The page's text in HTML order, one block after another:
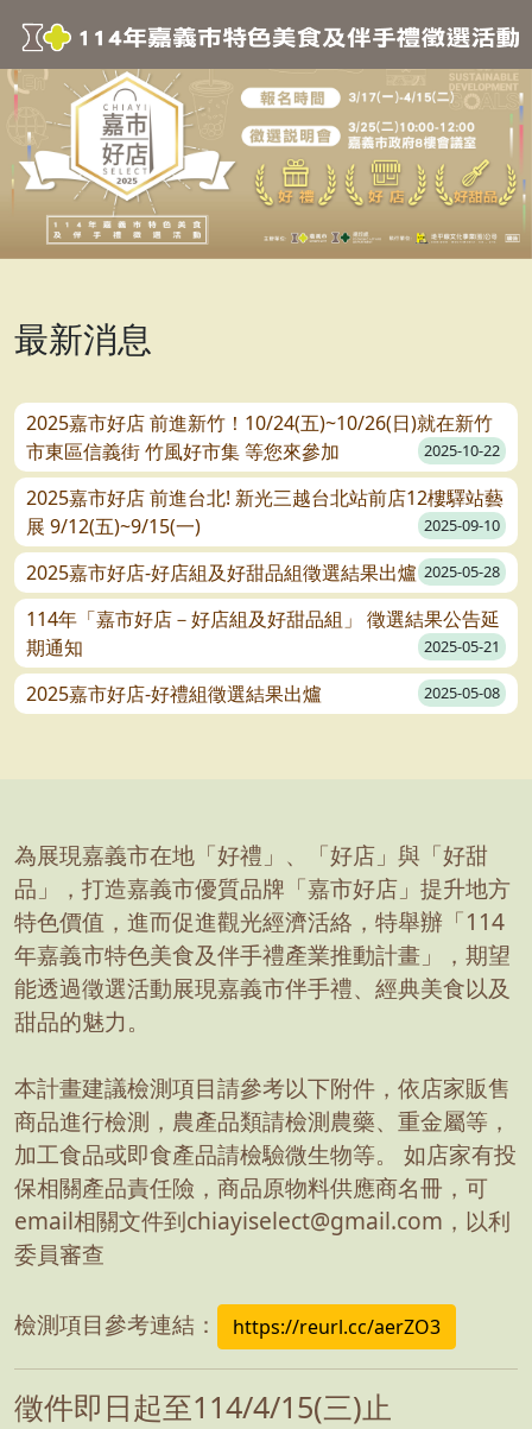
最新消息
2025嘉市好店 前進新竹！10/24(五)~10/26(日)就在新竹
市東區信義街 竹風好市集 等您來參加
2025-10-22
2025嘉市好店 前進台北! 新光三越台北站前店12樓驛站藝
展 9/12(五)~9/15(一)
2025-09-10
2025嘉市好店-好店組及好甜品組徵選結果出爐 2025-05-28
114年「嘉市好店－好店組及好甜品組」 徵選結果公告延
期通知
2025-05-21
2025嘉市好店-好禮組徵選結果出爐 2025-05-08
為展現嘉義市在地「好禮」、「好店」與「好甜
品」，打造嘉義市優質品牌「嘉市好店」提升地方
特色價值，進而促進觀光經濟活絡，特舉辦「114
年嘉義市特色美食及伴手禮產業推動計畫」，期望
能透過徵選活動展現嘉義市伴手禮、經典美食以及
甜品的魅力。
本計畫建議檢測項目請參考以下附件，依店家販售
商品進行檢測，農產品類請檢測農藥、重金屬等，
加工食品或即食產品請檢驗微生物等。 如店家有投
保相關產品責任險，商品原物料供應商名冊，可
email相關文件到chiayiselect@gmail.com，以利
委員審查
檢測項目參考連結： https://reurl.cc/aerZO3
徵件即日起至114/4/15(三)止